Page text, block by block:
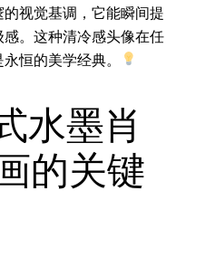
视觉基调，它能瞬间提
。这种清冷感头像在任
恒的美学经典。
水墨肖
的关键